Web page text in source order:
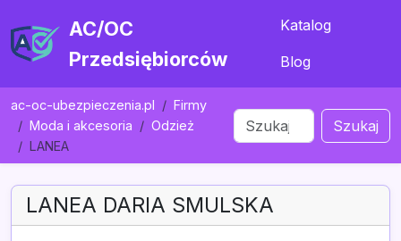
AC/OC
Przedsiębiorców
Katalog
Blog
ac-oc-ubezpieczenia.pl
Firmy
Moda i akcesoria
Odzież
LANEA
Szukaj
LANEA DARIA SMULSKA